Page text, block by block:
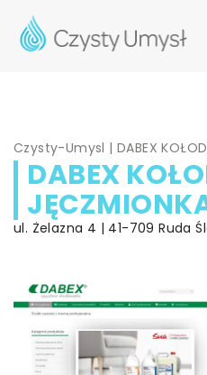
Czysty-Umysl |DABEX
DABEX
ul. Żelazna 4 | 41-709 Ruda